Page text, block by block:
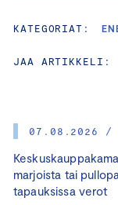
07.08.2026 /
marjoista tai
tapauksissa verot
KATEGORIAT:
JAA ARTIKKELI: